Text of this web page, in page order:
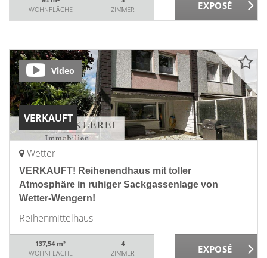
WOHNFLÄCHE
ZIMMER
VERKAUFT
Video
Wetter
VERKAUFT! Reihenendhaus mit toller
Atmosphäre in ruhiger Sackgassenlage von
Wetter-Wengern!
Reihenmittelhaus
137,54 m²
WOHNFLÄCHE
4
ZIMMER